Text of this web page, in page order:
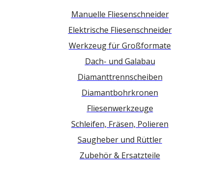
Manuelle Fliesenschneider
Elektrische Fliesenschneider
Werkzeug für Großformate
Dach- und Galabau
Diamanttrennscheiben
Diamantbohrkronen
Fliesenwerkzeuge
Schleifen, Fräsen, Polieren
Saugheber und Rüttler
Zubehör & Ersatzteile